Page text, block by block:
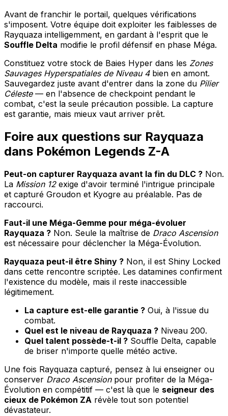
Avant de franchir le portail, quelques vérifications
s'imposent. Votre équipe doit exploiter les faiblesses de
Rayquaza intelligemment, en gardant à l'esprit que le
Souffle Delta modifie le profil défensif en phase Méga.
Constituez votre stock de Baies Hyper dans les Zones
Sauvages Hyperspatiales de Niveau 4bien en amont.
Sauvegardez juste avant d'entrer dans la zone du Pilier
Céleste— en l'absence de checkpoint pendant le
combat, c'est la seule précaution possible. La capture
est garantie, mais mieux vaut arriver prêt.
Foire aux questions sur Rayquaza
dans Pokémon Legends Z-A
Peut-on capturer Rayquaza avant la fin du DLC ? Non.
La Mission 12exige d'avoir terminé l'intrigue principale
et capturé Groudon et Kyogre au préalable. Pas de
raccourci.
Faut-il une Méga-Gemme pour méga-évoluer
Rayquaza ? Non. Seule la maîtrise de Draco Ascension
est nécessaire pour déclencher la Méga-Évolution.
Rayquaza peut-il être Shiny ? Non, il est Shiny Locked
dans cette rencontre scriptée. Les datamines confirment
l'existence du modèle, mais il reste inaccessible
légitimement.
La capture est-elle garantie ? Oui, à l'issue du
combat.
Quel est le niveau de Rayquaza ? Niveau 200.
Quel talent possède-t-il ? Souffle Delta, capable
de briser n'importe quelle météo active.
Une fois Rayquaza capturé, pensez à lui enseigner ou
conserver Draco Ascensionpour profiter de la Méga-
Évolution en compétitif — c'est là que le seigneur des
cieux de Pokémon ZA révèle tout son potentiel
dévastateur.